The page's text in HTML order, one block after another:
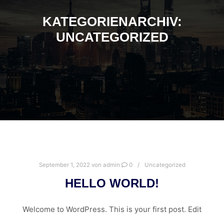
KATEGORIENARCHIV:
UNCATEGORIZED
September 1, 2022 von admin 0 Uncategorized
HELLO WORLD!
Welcome to WordPress. This is your first post. Edit